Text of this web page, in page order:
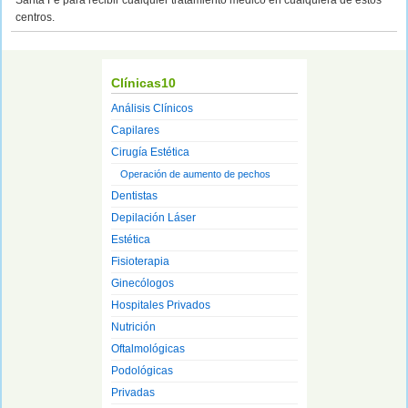
centros.
Clínicas10
Análisis Clínicos
Capilares
Cirugía Estética
Operación de aumento de pechos
Dentistas
Depilación Láser
Estética
Fisioterapia
Ginecólogos
Hospitales Privados
Nutrición
Oftalmológicas
Podológicas
Privadas